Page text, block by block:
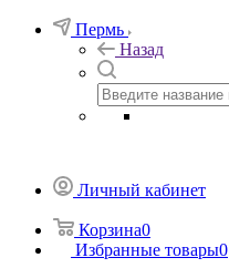
Пермь
Назад
Личный кабинет
Корзина0
Избранные товары0